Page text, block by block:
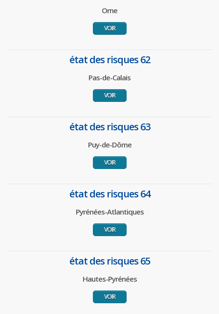
Orne
VOIR
état des risques 62
Pas-de-Calais
VOIR
état des risques 63
Puy-de-Dôme
VOIR
état des risques 64
Pyrénées-Atlantiques
VOIR
état des risques 65
Hautes-Pyrénées
VOIR